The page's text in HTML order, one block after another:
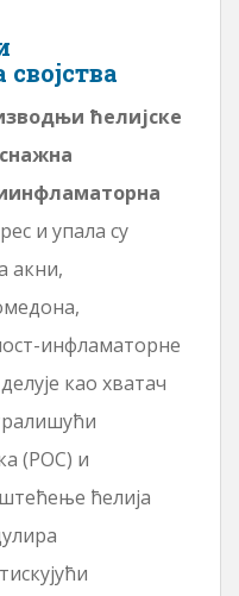
ћелијске
и упала су
акни,
инфламаторне
као хватач
(РОС) и
ћелија